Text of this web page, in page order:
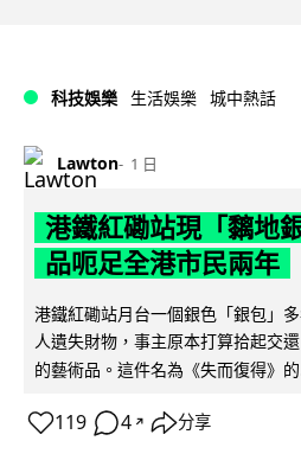
科技娛樂 生活娛樂 城中熱話
Lawton 1 日
港鐵紅磡站現「黐地
品呃足全港市民兩年
港鐵紅磡站月台一個銀色「銀包」
人遺失財物，事主原本打算拾起交
的藝術品。這件名為《失而復得》
119 4 ↗ 分享